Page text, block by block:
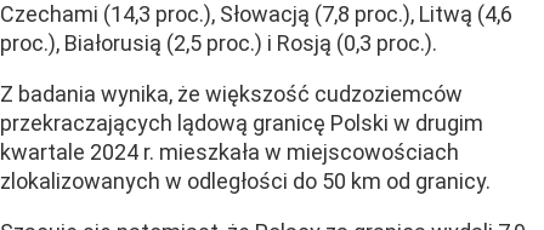
Czechami (14,3 proc.), Słowacją (7,8 proc.), Litwą (4,6
proc.), Białorusią (2,5 proc.) i Rosją (0,3 proc.).
Z badania wynika, że większość cudzoziemców
przekraczających lądową granicę Polski w drugim
kwartale 2024 r. mieszkała w miejscowościach
zlokalizowanych w odległości do 50 km od granicy.